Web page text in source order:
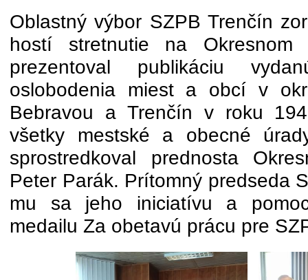
Oblastný výbor SZPB Trenčín
hostí stretnutie na Okresnom
prezentoval publikáciu
oslobodenia miest a obcí v
Bebravou a Trenčín v roku
všetky mestské a obecné
sprostredkoval prednosta
Peter Parák. Prítomný predseda
mu sa jeho iniciatívu a
medailu Za obetavú prácu pre